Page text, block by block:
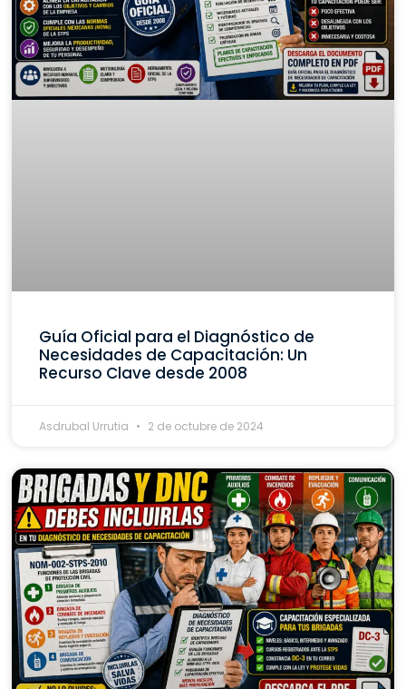
Guía Oficial para el Diagnóstico de
Necesidades de Capacitación: Un
Recurso Clave desde 2008
Asdrubal Urrutia 2 de octubre de 2024